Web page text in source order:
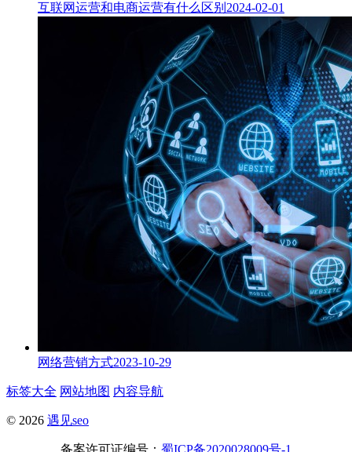
互联网运营和电商运营有什么区别 2024-02-01
网络营销方式2023-10-29
标签大全 网站地图 内容导航
© 2026 遇见seo